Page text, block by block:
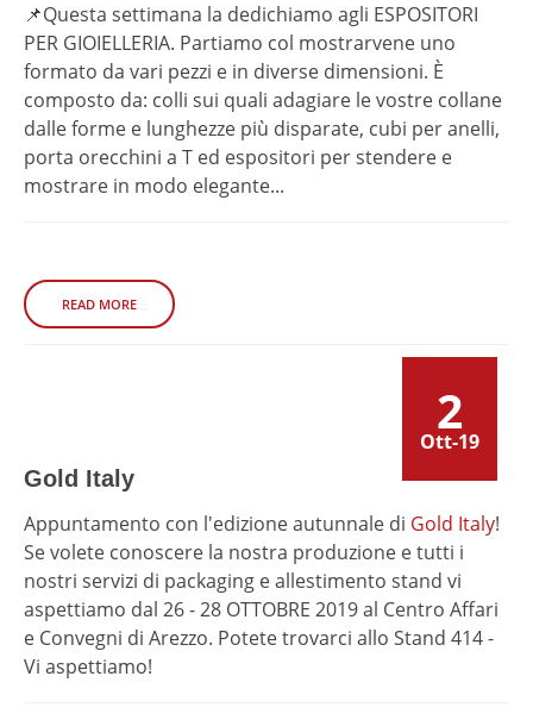
📌Questa settimana la dedichiamo agli ESPOSITORI
PER GIOIELLERIA. Partiamo col mostrarvene uno
formato da vari pezzi e in diverse dimensioni. È
composto da: colli sui quali adagiare le vostre collane
dalle forme e lunghezze più disparate, cubi per anelli,
porta orecchini a T ed espositori per stendere e
mostrare in modo elegante...
READ MORE
2
Ott-19
Gold Italy
Appuntamento con l'edizione autunnale di Gold Italy!
Se volete conoscere la nostra produzione e tutti i
nostri servizi di packaging e allestimento stand vi
aspettiamo dal 26 - 28 OTTOBRE 2019 al Centro Affari
e Convegni di Arezzo. Potete trovarci allo Stand 414 -
Vi aspettiamo!